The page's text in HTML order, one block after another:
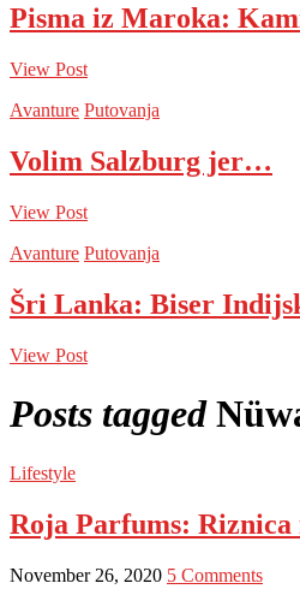
Pisma iz Maroka:
View Post
Avanture Putovanja
Volim Salzburg jer…
View Post
Avanture Putovanja
Šri Lanka: Biser
View Post
Posts tagged
Lifestyle
Roja Parfums:
November 26, 2020 5 Comments